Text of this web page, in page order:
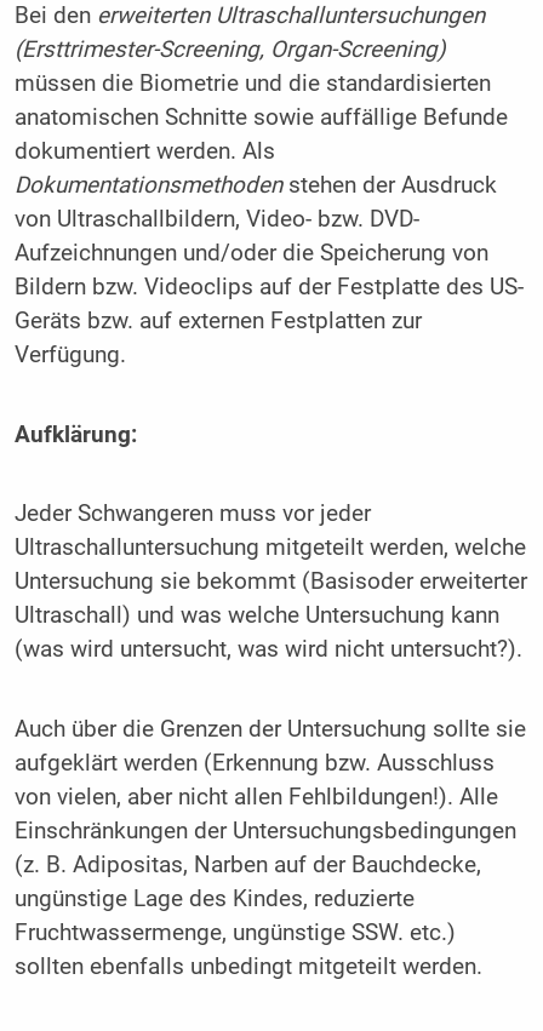
Bei den erweiterten Ultraschalluntersuchungen
(Ersttrimester-Screening, Organ-Screening)
müssen die Biometrie und die standardisierten
anatomischen Schnitte sowie auffällige Befunde
dokumentiert werden. Als
Dokumentationsmethodenstehen der Ausdruck
von Ultraschallbildern, Video- bzw. DVD-
Aufzeichnungen und/oder die Speicherung von
Bildern bzw. Videoclips auf der Festplatte des US-
Geräts bzw. auf externen Festplatten zur
Verfügung.
Aufklärung:
Jeder Schwangeren muss vor jeder
Ultraschalluntersuchung mitgeteilt werden, welche
Untersuchung sie bekommt (Basisoder erweiterter
Ultraschall) und was welche Untersuchung kann
(was wird untersucht, was wird nicht untersucht?).
Auch über die Grenzen der Untersuchung sollte sie
aufgeklärt werden (Erkennung bzw. Ausschluss
von vielen, aber nicht allen Fehlbildungen!). Alle
Einschränkungen der Untersuchungsbedingungen
(z. B. Adipositas, Narben auf der Bauchdecke,
ungünstige Lage des Kindes, reduzierte
Fruchtwassermenge, ungünstige SSW. etc.)
sollten ebenfalls unbedingt mitgeteilt werden.